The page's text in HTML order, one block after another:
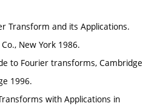
Transform and its Applications.
New York 1986.
to Fourier transforms, Cambridge
1996.
with Applications in